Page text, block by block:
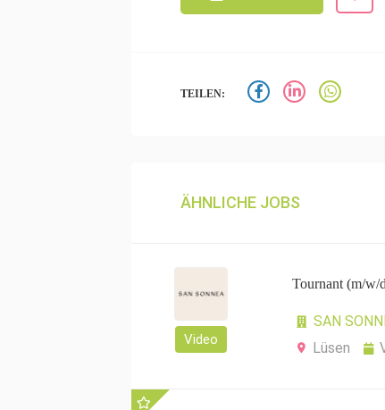
TEILEN:
ÄHNLICHE JOBS
Video
Tournant (m/w/
SAN
Lüsen